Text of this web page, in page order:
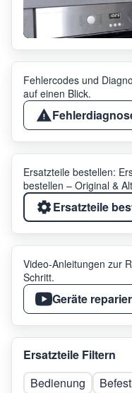
Fehlercodes und
auf einen Blick.
Ersatzteile bestellen:
bestellen – Original &
Ersatzteile
Video-Anleitungen zur
Schritt.
Geräte
Ersatzteile Filtern
Bedienung